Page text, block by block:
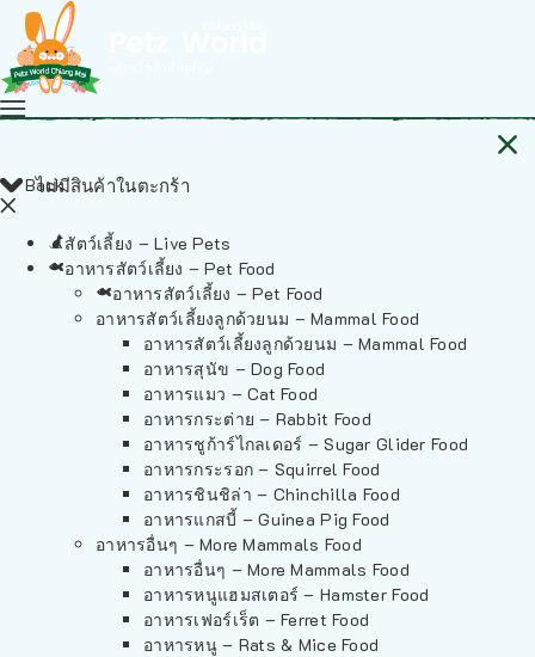
ไม่มีสินค้าในตะกร้า
Back
สัตว์เลี้ยง – Live Pets
อาหารสัตว์เลี้ยง – Pet Food
อาหารสัตว์เลี้ยง – Pet Food
อาหารสัตว์เลี้ยงลูกด้วยนม – Mammal Food
อาหารสัตว์เลี้ยงลูกด้วยนม – Mammal Food
อาหารสุนัข – Dog Food
อาหารแมว – Cat Food
อาหารกระต่าย – Rabbit Food
อาหารชูก้าร์ไกลเดอร์ – Sugar Glider Food
อาหารกระรอก – Squirrel Food
อาหารชินชิล่า – Chinchilla Food
อาหารแกสบี้ – Guinea Pig Food
อาหารอื่นๆ – More Mammals Food
อาหารอื่นๆ – More Mammals Food
อาหารหนูแฮมสเตอร์ – Hamster Food
อาหารเฟอร์เร็ต – Ferret Food
อาหารหนู – Rats & Mice Food